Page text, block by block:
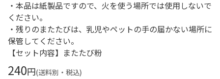
・本品は紙製品ですので、火を使う場所では使用しないで
ください。
・残りのまたたびは、乳児やペットの手の届かない場所に
保管してください。
【セット内容】またたび粉
240円(送料別・税込)